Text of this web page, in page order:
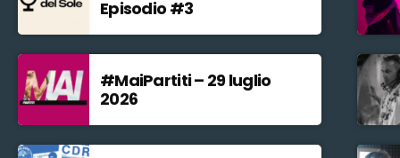
Episodio #3
#MaiPartiti – 29 luglio
2026